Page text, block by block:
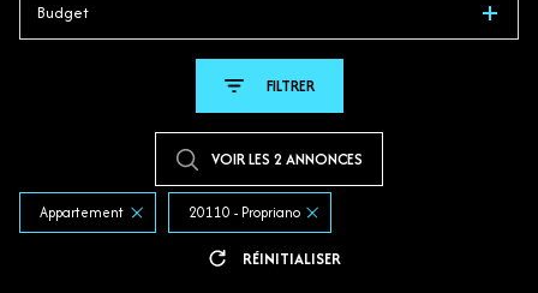
Budget
FILTRER
VOIR LES 2ANNONCES
Appartement 20110 - Propriano
RÉINITIALISER